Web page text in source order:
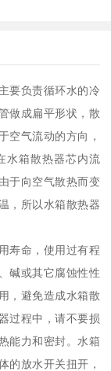
要负责循环水的冷
做成扁平形状，散
空气流动的方向，
水箱散热器芯内流
于向空气散热而变
，所以水箱散热器
寿命，使用过有程
碱或其它腐蚀性性
，避免造成水箱散
过程中，请不要损
能力和密封。水箱
的放水开关扭开，